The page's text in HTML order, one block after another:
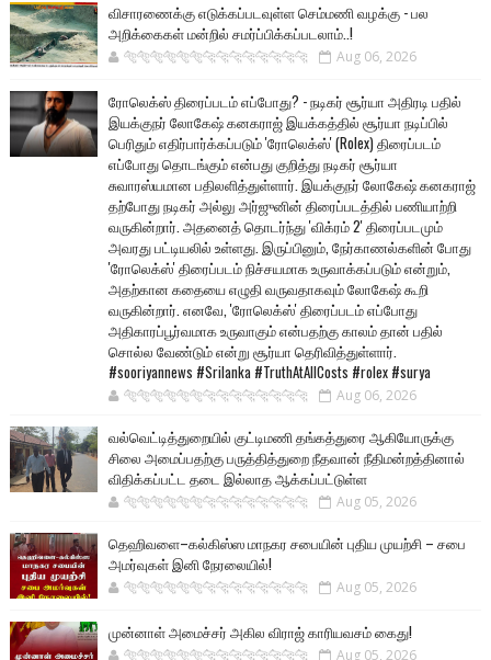
விசாரணைக்கு எடுக்கப்படவுள்ள செம்மணி வழக்கு - பல
அறிக்கைகள் மன்றில் சமர்ப்பிக்கப்படலாம்..!
🐅🐅🐅🐅🐅🐅🐆🐆🐆🐆🐆🐆🐆🐆 Aug 06, 2026
ரோலெக்ஸ் திரைப்படம் எப்போது? - நடிகர் சூர்யா அதிரடி பதில்
இயக்குநர் லோகேஷ் கனகராஜ் இயக்கத்தில் சூர்யா நடிப்பில்
பெரிதும் எதிர்பார்க்கப்படும் 'ரோலெக்ஸ்' (Rolex) திரைப்படம்
எப்போது தொடங்கும் என்பது குறித்து நடிகர் சூர்யா
சுவாரஸ்யமான பதிலளித்துள்ளார். இயக்குநர் லோகேஷ் கனகராஜ்
தற்போது நடிகர் அல்லு அர்ஜுனின் திரைப்படத்தில் பணியாற்றி
வருகின்றார். அதனைத் தொடர்ந்து 'விக்ரம் 2' திரைப்படமும்
அவரது பட்டியலில் உள்ளது. இருப்பினும், நேர்காணல்களின் போது
'ரோலெக்ஸ்' திரைப்படம் நிச்சயமாக உருவாக்கப்படும் என்றும்,
அதற்கான கதையை எழுதி வருவதாகவும் லோகேஷ் கூறி
வருகின்றார். எனவே, 'ரோலெக்ஸ்' திரைப்படம் எப்போது
அதிகாரப்பூர்வமாக உருவாகும் என்பதற்கு காலம் தான் பதில்
சொல்ல வேண்டும் என்று சூர்யா தெரிவித்துள்ளார்.
#sooriyannews #Srilanka #TruthAtAllCosts #rolex #surya
🐅🐅🐅🐅🐅🐅🐆🐆🐆🐆🐆🐆🐆🐆 Aug 06, 2026
வல்வெட்டித்துறையில் குட்டிமணி தங்கத்துரை ஆகியோருக்கு
சிலை அமைப்பதற்கு பருத்தித்துறை நீதவான் நீதிமன்றத்தினால்
விதிக்கப்பட்ட தடை இல்லாத ஆக்கப்பட்டுள்ள
🐅🐅🐅🐅🐅🐅🐆🐆🐆🐆🐆🐆🐆🐆 Aug 05, 2026
தெஹிவளை–கல்கிஸ்ஸ மாநகர சபையின் புதிய முயற்சி – சபை
அமர்வுகள் இனி நேரலையில்!
🐅🐅🐅🐅🐅🐅🐆🐆🐆🐆🐆🐆🐆🐆 Aug 05, 2026
முன்னாள் அமைச்சர் அகில விராஜ் காரியவசம் கைது!
🐅🐅🐅🐅🐅🐅🐆🐆🐆🐆🐆🐆🐆🐆 Aug 05, 2026